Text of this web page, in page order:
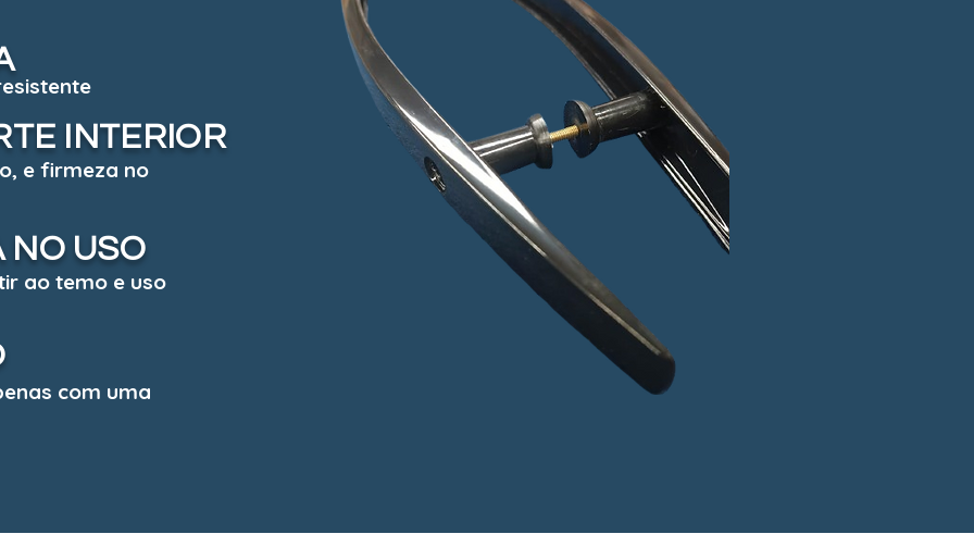
INTERIOR
e firmeza no
NO USO
ao temo e uso
com uma